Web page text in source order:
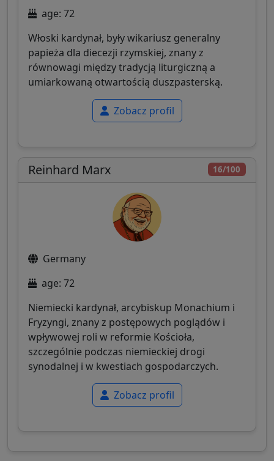
age: 72
Włoski kardynał, były wikariusz generalny
papieża dla diecezji rzymskiej, znany z
równowagi między tradycją liturgiczną a
umiarkowaną otwartością duszpasterską.
Zobacz profil
16/100
Reinhard Marx
Germany
age: 72
Niemiecki kardynał, arcybiskup Monachium i
Fryzyngi, znany z postępowych poglądów i
wpływowej roli w reformie Kościoła,
szczególnie podczas niemieckiej drogi
synodalnej i w kwestiach gospodarczych.
Zobacz profil